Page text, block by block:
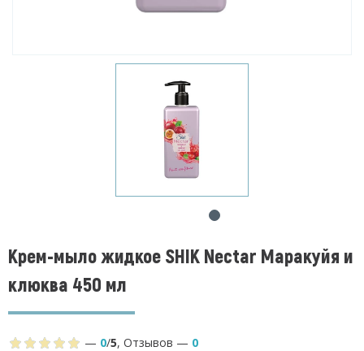
Крем-мыло жидкое SHIK Nectar Маракуйя и
клюква 450 мл
— 0/5, Отзывов — 0